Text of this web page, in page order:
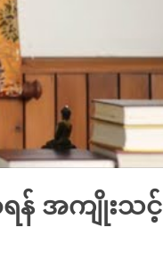
ရန် အကျိုးသင့်